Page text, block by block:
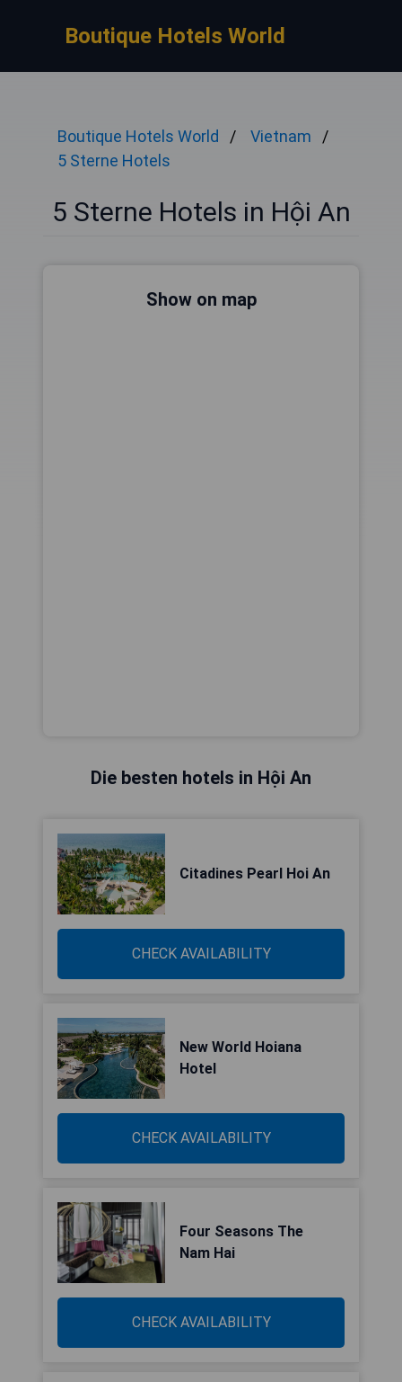
Boutique Hotels World
Boutique Hotels World
Vietnam
5 Sterne Hotels
5 Sterne Hotels in Hội An
Show on map
Die besten hotels in Hội An
Citadines Pearl Hoi An
CHECK AVAILABILITY
New World Hoiana
Hotel
CHECK AVAILABILITY
Four Seasons The
Nam Hai
CHECK AVAILABILITY